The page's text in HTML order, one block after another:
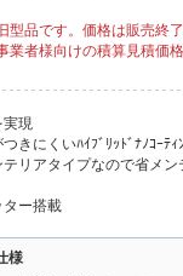
型品です。価格は販売終
業者様向けの積算見積価
実現
きにくいﾊｲﾌﾞﾘｯﾄﾞﾅﾉｺｰﾃｨ
リアタイプなので省メン
ター搭載
様